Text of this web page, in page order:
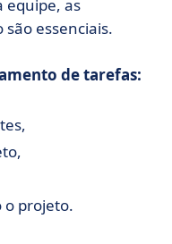
equipe, as
essenciais.
de tarefas:
o projeto.